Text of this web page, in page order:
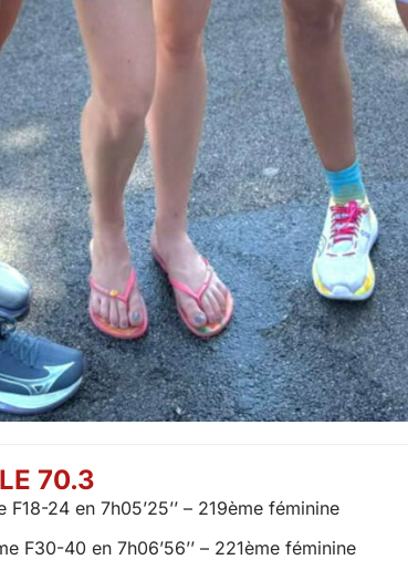
70.3
F18-24 en 7h05’25’’ – 219ème féminine
F30-40 en 7h06’56’’ – 221ème féminine